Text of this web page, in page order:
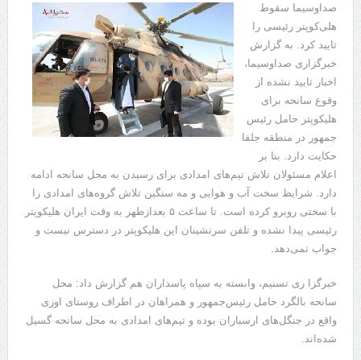
صداوسیما سقوط
هلی‌کوپتر رئیسی را
تایید کرد. به گزارش
خبرگزاری صداوسیما،
اخبار تایید نشده از
وقوع سانحه برای
هلیکوپتر حامل رئیس
جمهور در منطقه جلفا
حکایت دارد. بنا بر
اعلام مسئولان تلاش تیم‌های امدادی برای رسیدن به محل سانحه ادامه
دارد. شرایط سخت آب و هوایی و مه سنگین تلاش گروه‌های امدادی را
با سختی روبرو کرده است. تا ساعت ۵ بعدازظهر به وقت ایران هلیکوپتر
رئیسی پیدا نشده و تلفن سرنشینان این هلیکوپتر در دسترس نیست و
جواب نمی‌دهد.
خبرگزا ری تسنیم، وابسته به سپاه پاسداران هم گزارش داد: محل
سانحه بالگرد حامل رئیس‌جمهور و همراهان در اطراف روستای اوزی
واقع در جنگل‌های ارسباران بوده و تیم‌های امدادی به محل سانحه گسیل
شده‌اند.